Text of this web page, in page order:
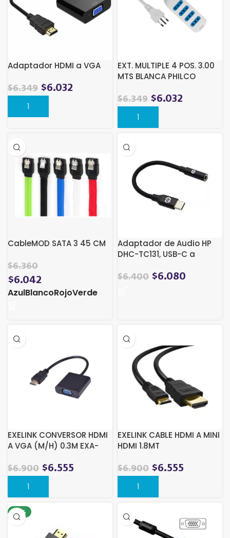
Adaptador HDMI a VGA
$6.349 $6.032
EXT. MULTIPLE 4 POS. 3.00
MTS BLANCA PHILCO
$6.349 $6.032
CableMOD SATA 3 45 CM
$6.360
$6.042
AzulBlancoRojoVerde
Adaptador de Audio HP
DHC-TC131, USB-C a
$6.400 $6.080
EXELINK CONVERSOR HDMI
A VGA (M/H) 0.3M EXA-
$6.900 $6.555
EXELINK CABLE HDMI A MINI
HDMI 1.8MT
$6.900 $6.555
-17%